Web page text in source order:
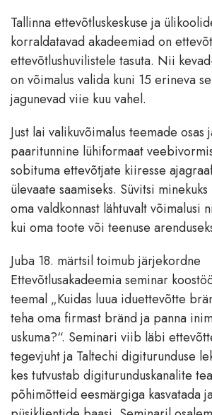
Tallinna ettevõtluskeskuse ja
korraldatavad akadeemiad on
ettevõtlushuvilistele tasuta. Nii
on võimalus valida kuni 15 erineva
jagunevad viie kuu vahel.
Just lai valikuvõimalus teemade osas
paaritunnine lühiformaat
sobituma ettevõtjate kiiresse
ülevaate saamiseks. Süvitsi
oma valdkonnast lähtuvalt võimalusi
kui oma toote või teenuse
Juba 18. märtsil toimub järjekordne
Ettevõtlusakadeemia seminar
teemal „Kuidas luua iduettevõtte
teha oma firmast bränd ja panna
uskuma?“. Seminari viib läbi
tegevjuht ja Taltechi digiturunduse
kes tutvustab digiturunduskanalite
põhimõtteid eesmärgiga kasvatada